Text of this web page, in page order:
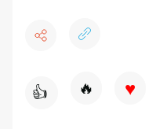
👍 🔥 ♥